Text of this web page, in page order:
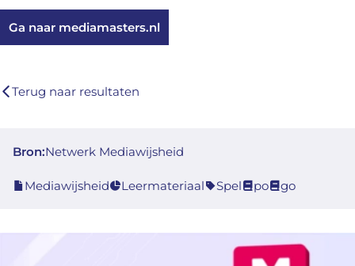
Ga naar mediamasters.nl
Terug naar resultaten
Bron:Netwerk Mediawijsheid
Mediawijsheid Leermateriaal Spel po go